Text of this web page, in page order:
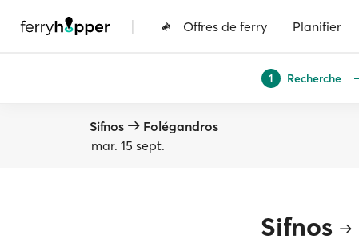
| Offres de ferry Planifier
1 Recherche
Sifnos
Folégandros
mar. 15 sept.
Sifnos